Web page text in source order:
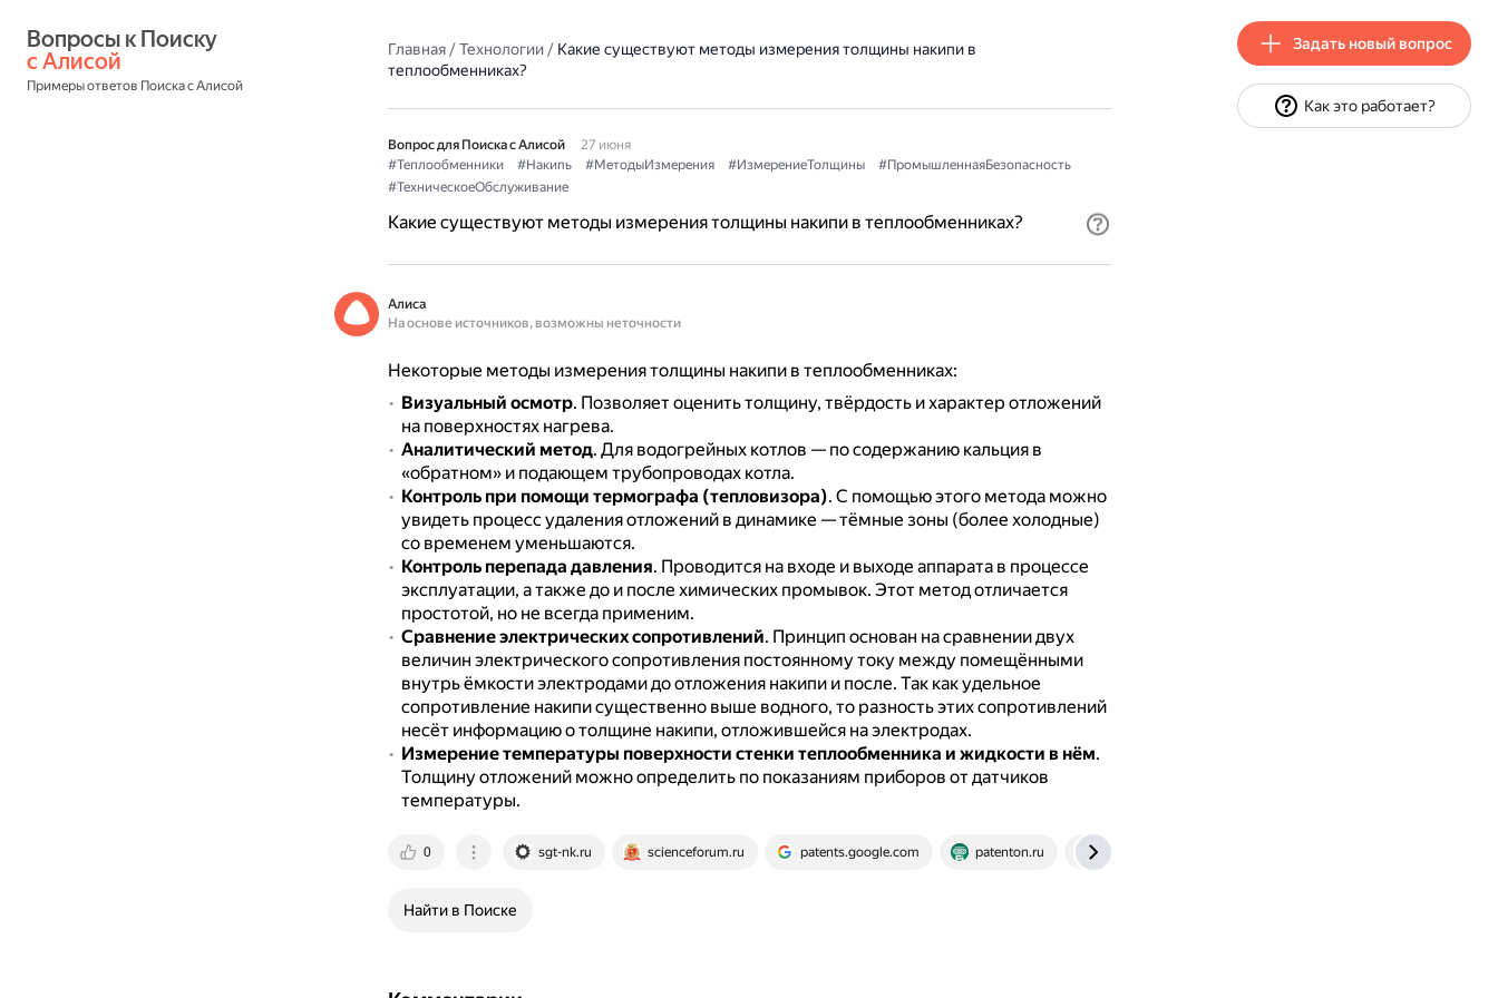
с Алисой
Примеры ответов Поиска с Алисой
Главная/Технологии/ Какие существуют методы измерения толщины накипи в
теплообменниках?
Вопрос для Поиска с Алисой
27 июня
#Теплообменники
#Накипь #МетодыИзмерения #ИзмерениеТолщины
#ПромышленнаяБезопасность
#ТехническоеОбслуживание
Какие существуют методы измерения толщины накипи в теплообменниках?
Алиса
На основе источников, возможны неточности
Некоторые методы измерения толщины накипи в теплообменниках:
Визуальный осмотр. Позволяет оценить толщину, твёрдость и характер отложений
на поверхностях нагрева.
Аналитический метод. Для водогрейных котлов — по содержанию кальция в
«обратном» и подающем трубопроводах котла.
Контроль при помощи термографа (тепловизора). С помощью этого метода можно
увидеть процесс удаления отложений в динамике — тёмные зоны (более холодные)
со временем уменьшаются.
Контроль перепада давления. Проводится на входе и выходе аппарата в процессе
эксплуатации, а также до и после химических промывок. Этот метод отличается
простотой, но не всегда применим.
Сравнение электрических сопротивлений. Принцип основан на сравнении двух
величин электрического сопротивления постоянному току между помещёнными
внутрь ёмкости электродами до отложения накипи и после. Так как удельное
сопротивление накипи существенно выше водного, то разность этих сопротивлений
несёт информацию о толщине накипи, отложившейся на электродах.
Измерение температуры поверхности стенки теплообменника и жидкости в нём.
Толщину отложений можно определить по показаниям приборов от датчиков
температуры.
0 sgt-nk.ru scienceforum.ru patents.google.com patenton.ru
Найти в Поиске
Задать новый вопрос
Как это работает?